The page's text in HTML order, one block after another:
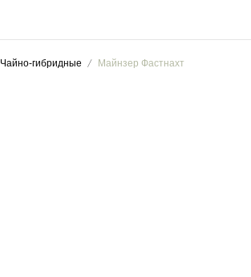
Чайно-гибридные Майнзер Фастнахт